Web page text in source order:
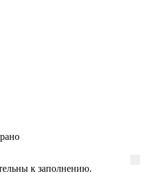
к заполнению.